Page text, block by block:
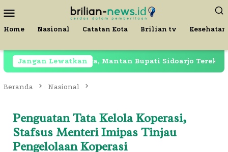
ke
kontenMobile
Home Nasional Catatan Kota Brilian tv Kesehatan
Jangan Lewatkan
Dipenjara, Mantan Bupati Sidoarjo Terekam di
Beranda Nasional
Penguatan Tata Kelola Koperasi,
Stafsus Menteri Imipas Tinjau
Pengelolaan Koperasi